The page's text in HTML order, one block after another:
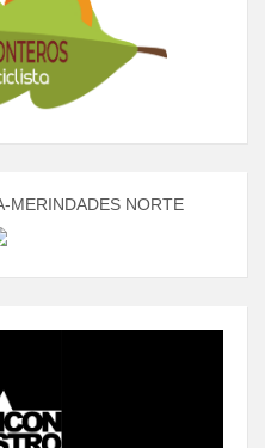
MERINDADES NORTE